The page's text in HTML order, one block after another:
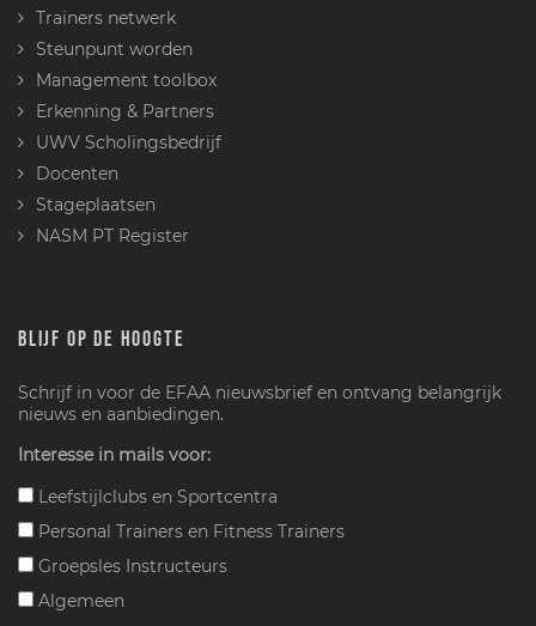
Trainers netwerk
Steunpunt worden
Management toolbox
Erkenning & Partners
UWV Scholingsbedrijf
Docenten
Stageplaatsen
NASM PT Register
BLIJF OP DE HOOGTE
Schrijf in voor de EFAA nieuwsbrief en ontvang belangrijk
nieuws en aanbiedingen.
Interesse in mails voor:
Leefstijlclubs en Sportcentra
Personal Trainers en Fitness Trainers
Groepsles Instructeurs
Algemeen